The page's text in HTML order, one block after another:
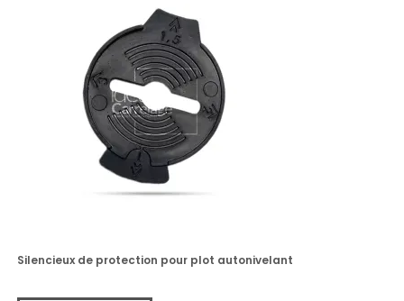
Silencieux de protection pour plot autonivelant